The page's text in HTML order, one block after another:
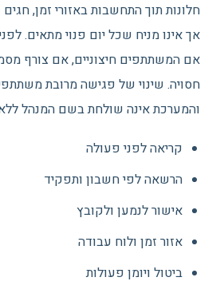
חלונות תוך התחשבות באזורי זמן,
אך אינו מניח שכל יום פנוי מתאים.
אם המשתתפים חיצוניים, אם צורף
חסויה. שינוי של פגישה מרובת
והמערכת אינה שולחת בשם המנהל
קריאה לפני פעולה
הרשאה לפי חשבון ותפקיד
אישור לנמען ולקובץ
אזור זמן ולוח עבודה
ביטול ויומן פעולות